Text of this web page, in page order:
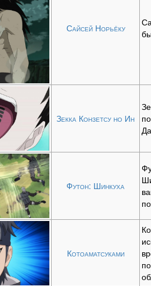
Сайсей Норьёку
Зекка Конзетсу но Ин
Футон: Шинкуха
Котоаматсуками